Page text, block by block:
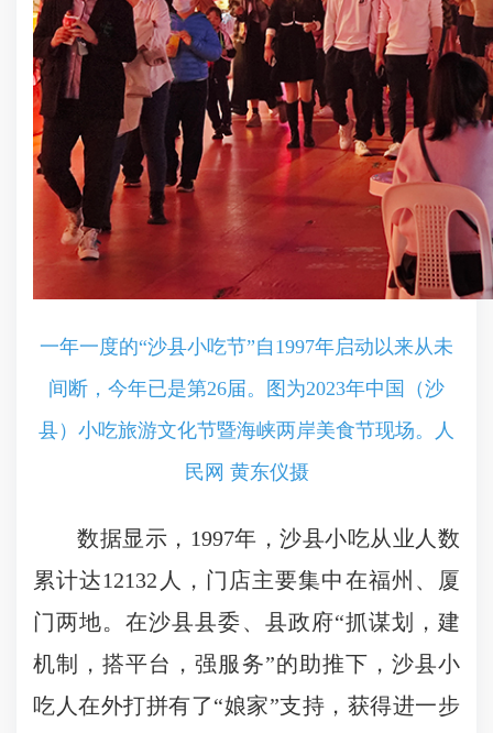
一年一度的“沙县小吃节”自1997年启动以来从未
间断，今年已是第26届。图为2023年中国（沙
县）小吃旅游文化节暨海峡两岸美食节现场。人
民网 黄东仪摄
数据显示，1997年，沙县小吃从业人数
累计达12132人，门店主要集中在福州、厦
门两地。在沙县县委、县政府“抓谋划，建
机制，搭平台，强服务”的助推下，沙县小
吃人在外打拼有了“娘家”支持，获得进一步